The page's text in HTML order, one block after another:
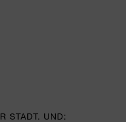
STADT. UND: